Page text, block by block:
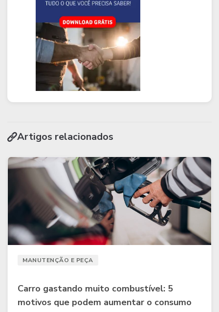
Artigos relacionados
MANUTENÇÃO E PEÇA
Carro gastando muito combustível: 5
motivos que podem aumentar o consumo